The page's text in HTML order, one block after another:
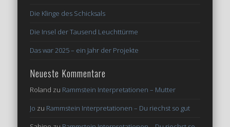
Die Klinge des Schicksals
Die Insel der Tausend Leuchttürme
Das war 2025 – ein Jahr der Projekte
Neueste Kommentare
Roland zu Rammstein Interpretationen – Mutter
Jo zu Rammstein Interpretationen – Du riechst so gut